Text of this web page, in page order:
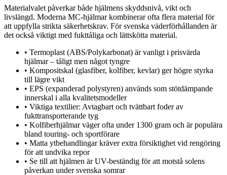
Materialvalet påverkar både hjälmens skyddsnivå, vikt och
livslängd. Moderna MC-hjälmar kombinerar ofta flera material för
att uppfylla strikta säkerhetskrav. För svenska väderförhållanden är
det också viktigt med fukttåliga och lättskötta material.
• Termoplast (ABS/Polykarbonat) är vanligt i prisvärda
hjälmar – tåligt men något tyngre
• Kompositskal (glasfiber, kolfiber, kevlar) ger högre styrka
till lägre vikt
• EPS (expanderad polystyren) används som stötdämpande
innerskal i alla kvalitetsmodeller
• Viktiga textilier: Avtagbart och tvättbart foder av
fukttransporterande tyg
• Kolfiberhjälmar väger ofta under 1300 gram och är populära
bland touring- och sportförare
• Matta ytbehandlingar kräver extra försiktighet vid rengöring
för att undvika repor
• Se till att hjälmen är UV-beständig för att motstå solens
påverkan under svenska somrar